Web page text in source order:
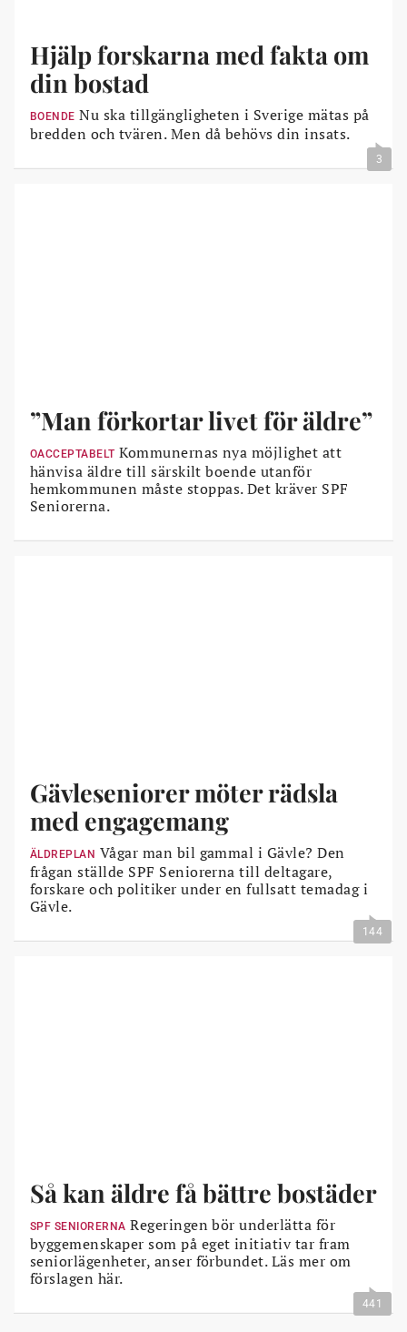
Hjälp forskarna med fakta om
din bostad
BOENDE Nu ska tillgängligheten i Sverige mätas på
bredden och tvären. Men då behövs din insats.
3
”Man förkortar livet för äldre”
OACCEPTABELT Kommunernas nya möjlighet att
hänvisa äldre till särskilt boende utanför
hemkommunen måste stoppas. Det kräver SPF
Seniorerna.
Gävleseniorer möter rädsla
med engagemang
ÄLDREPLAN Vågar man bil gammal i Gävle? Den
frågan ställde SPF Seniorerna till deltagare,
forskare och politiker under en fullsatt temadag i
Gävle.
144
Så kan äldre få bättre bostäder
SPF SENIORERNA Regeringen bör underlätta för
byggemenskaper som på eget initiativ tar fram
seniorlägenheter, anser förbundet. Läs mer om
förslagen här.
441